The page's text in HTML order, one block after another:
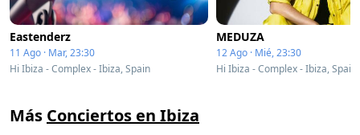
Eastenderz
11 Ago · Mar, 23:30
Hi Ibiza - Complex - Ibiza, Spain
MEDUZA
12 Ago · Mié, 23:30
Hi Ibiza - Complex - Ibiza, Spain
Más Conciertos en Ibiza